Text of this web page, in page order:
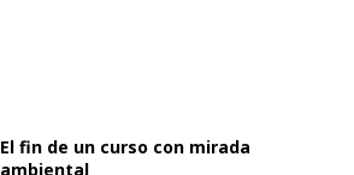
El fin de un curso con mirada
ambiental